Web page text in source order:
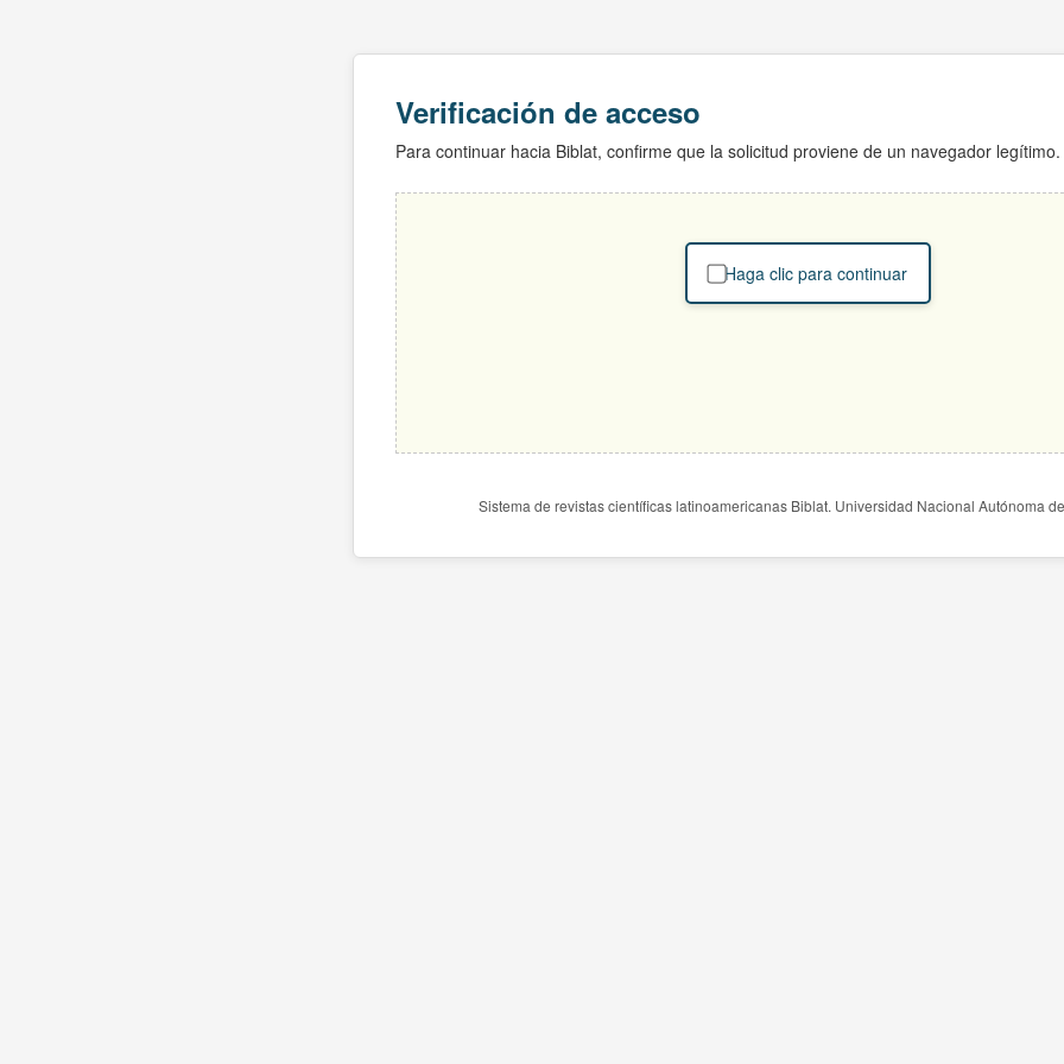
Verificación de acceso
Para continuar hacia Biblat, confirme que la solicitud proviene de un navegador legítimo.
Haga clic para continuar
Sistema de revistas científicas latinoamericanas Biblat. Universidad Nacional Autónoma